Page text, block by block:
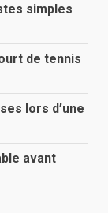
simples
de tennis
lors d’une
avant